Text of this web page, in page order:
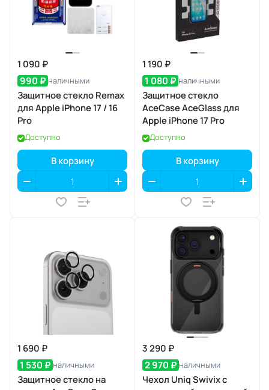
1 090 ₽
990 ₽ наличными
Защитное стекло Remax
для Apple iPhone 17 / 16
Pro
Доступно
В корзину
1 190 ₽
1 080 ₽ наличными
Защитное стекло
AceCase AceGlass для
Apple iPhone 17 Pro
Доступно
В корзину
1 690 ₽
1 530 ₽ наличными
Защитное стекло на
3 290 ₽
2 970 ₽ наличными
Чехол Uniq Swivix с